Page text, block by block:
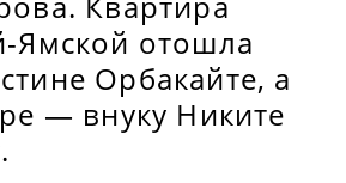
Ямской отошла
Орбакайте, а
— внуку Никите